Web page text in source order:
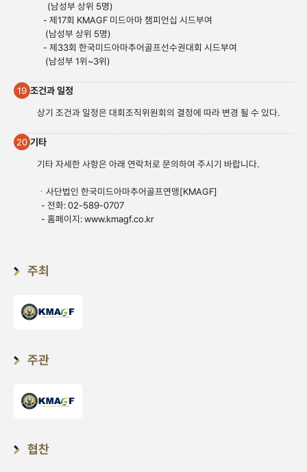
(남성부 상위 5명)
- 제17회 KMAGF 미드아마 챔피언십 시드부여
(남성부 상위 5명)
- 제33회 한국미드아마추어골프선수권대회 시드부여
(남성부 1위~3위)
19 조건과 일정
상기 조건과 일정은 대회조직위원회의 결정에 따라 변경 될 수 있다.
20 기타
기타 자세한 사항은 아래 연락처로 문의하여 주시기 바랍니다.
ㆍ사단법인 한국미드아마추어골프연맹[KMAGF]
- 전화: 02-589-0707
- 홈페이지:www.kmagf.co.kr
주최
주관
협찬